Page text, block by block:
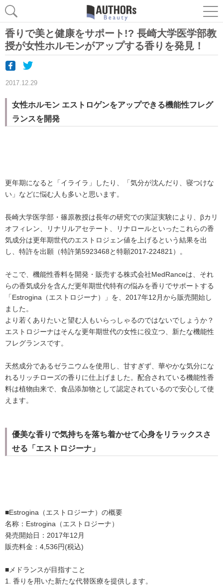
香りで美と健康をサポート!? 長崎大学医学部教
授が女性ホルモンがアップする香りを発見！
2017.12.29
女性ホルモン エストロゲンをアップできる機能性フレグ
ランスを開発
更年期になると「イライラ」したり、「気分が沈んだり、寝つけな
い」などに悩む人も多いと思います。
長崎大学医学部・篠原教授は長年の研究での実証実験により、βカリ
オフィレン、リナリルアセテート、リナロールといったこれらの香
気成分は更年期世代のエストロジェン値を上げるという結果を出
し、特許を出願（特許第5923468と特願2017-224821）。
そこで、機能性香料を開発・販売する株式会社MedRanceは、それ
らの香気成分を含んだ更年期世代特有の悩みを香りでサポートする
「Estrogina（エストロジーナ）」を、2017年12月から販売開始し
ました。
より若くありたいと望む人もいらっしゃるのではないでしょうか？
エストロジーナはそんな更年期世代の女性に役立つ、新たな機能性
フレグランスです。
天然成分であるゼラニウムを使用し、甘すぎず、華やかな気分にな
れるリッチローズの香りに仕上げました。配合されている機能性香
料は植物由来で、食品添加物として認定されているので安心して使
えます。
優美な香りで気持ちを落ち着かせて心身をリラックスさ
せる「エストロジーナ」
■Estrogina（エストロジーナ）の概要
名称：Estrogina（エストロジーナ）
発売開始日：2017年12月
販売料金：4,536円(税込)
■メドランスが目指すこと
1. 香りを用いた新たな代替医療を提供します。